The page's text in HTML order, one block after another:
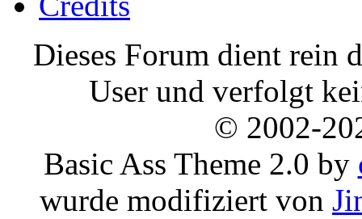
Dieses Forum dient rein
User und verfolgt
© 2002-
Basic Ass Theme 2.0 by
wurde modifiziert von